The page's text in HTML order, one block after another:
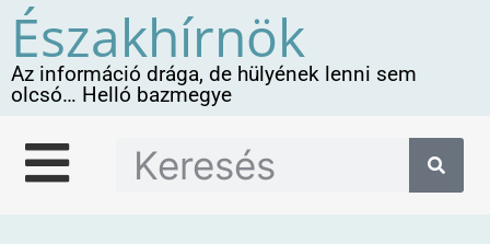
Északhírnök
Az információ drága, de hülyének lenni sem
olcsó… Helló bazmegye